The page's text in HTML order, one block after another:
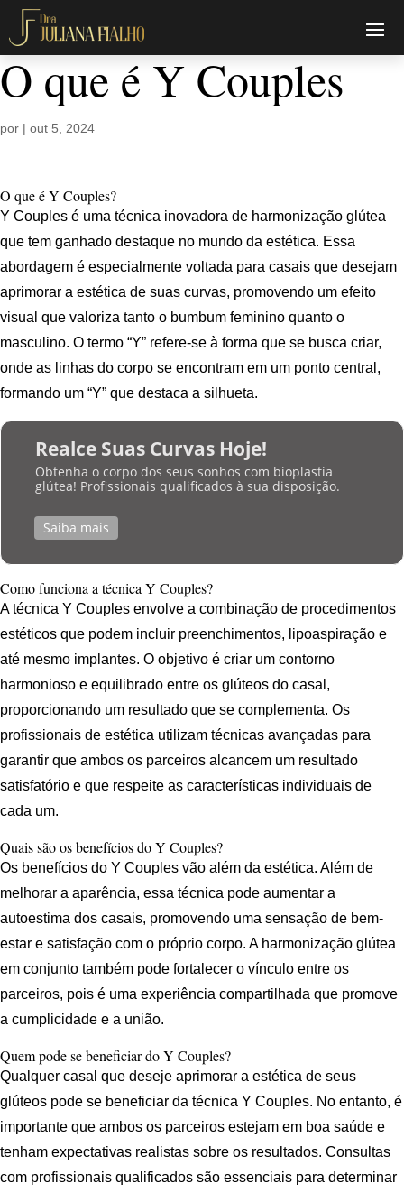
O que é Y Couples
por | out 5, 2024
O que é Y Couples?
Y Couples é uma técnica inovadora de harmonização glútea
que tem ganhado destaque no mundo da estética. Essa
abordagem é especialmente voltada para casais que desejam
aprimorar a estética de suas curvas, promovendo um efeito
visual que valoriza tanto o bumbum feminino quanto o
masculino. O termo “Y” refere-se à forma que se busca criar,
onde as linhas do corpo se encontram em um ponto central,
formando um “Y” que destaca a silhueta.
Realce Suas Curvas Hoje!
Obtenha o corpo dos seus sonhos com bioplastia
glútea! Profissionais qualificados à sua disposição.
Saiba mais
Como funciona a técnica Y Couples?
A técnica Y Couples envolve a combinação de procedimentos
estéticos que podem incluir preenchimentos, lipoaspiração e
até mesmo implantes. O objetivo é criar um contorno
harmonioso e equilibrado entre os glúteos do casal,
proporcionando um resultado que se complementa. Os
profissionais de estética utilizam técnicas avançadas para
garantir que ambos os parceiros alcancem um resultado
satisfatório e que respeite as características individuais de
cada um.
Quais são os benefícios do Y Couples?
Os benefícios do Y Couples vão além da estética. Além de
melhorar a aparência, essa técnica pode aumentar a
autoestima dos casais, promovendo uma sensação de bem-
estar e satisfação com o próprio corpo. A harmonização glútea
em conjunto também pode fortalecer o vínculo entre os
parceiros, pois é uma experiência compartilhada que promove
a cumplicidade e a união.
Quem pode se beneficiar do Y Couples?
Qualquer casal que deseje aprimorar a estética de seus
glúteos pode se beneficiar da técnica Y Couples. No entanto, é
importante que ambos os parceiros estejam em boa saúde e
tenham expectativas realistas sobre os resultados. Consultas
com profissionais qualificados são essenciais para determinar